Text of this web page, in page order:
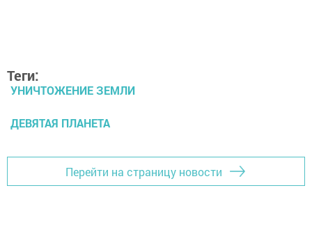
Теги:
УНИЧТОЖЕНИЕ ЗЕМЛИ
ДЕВЯТАЯ ПЛАНЕТА
Перейти на страницу новости